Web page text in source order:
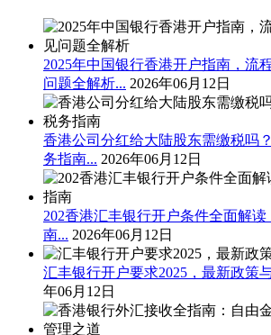
2025年中国银行香港开户指南，流
问题全解析... 2026年06月12日
香港公司分红给大陆股东需缴税吗
务指南... 2026年06月12日
202香港汇丰银行开户条件全面解
南... 2026年06月12日
汇丰银行开户要求2025，最新政策
年06月12日